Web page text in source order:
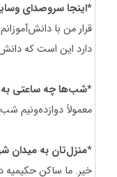
*اینجا سروصدای
قرار من با
دارد این است که
*شب‌ها چه ساعتی به
معمولاً دوازده‌ونیم
*منزل‌تان به میدان
خیر. ما ساکن حکیمیه